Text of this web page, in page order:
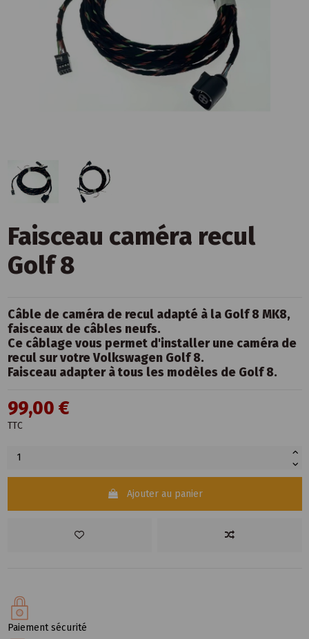
Faisceau caméra recul
Golf 8
Câble de caméra de recul adapté à la Golf 8 MK8,
faisceaux de câbles neufs.
Ce câblage vous permet d'installer une caméra de
recul sur votre Volkswagen Golf 8.
Faisceau adapter à tous les modèles de Golf 8.
99,00 €
TTC
Ajouter au panier
Paiement sécurité